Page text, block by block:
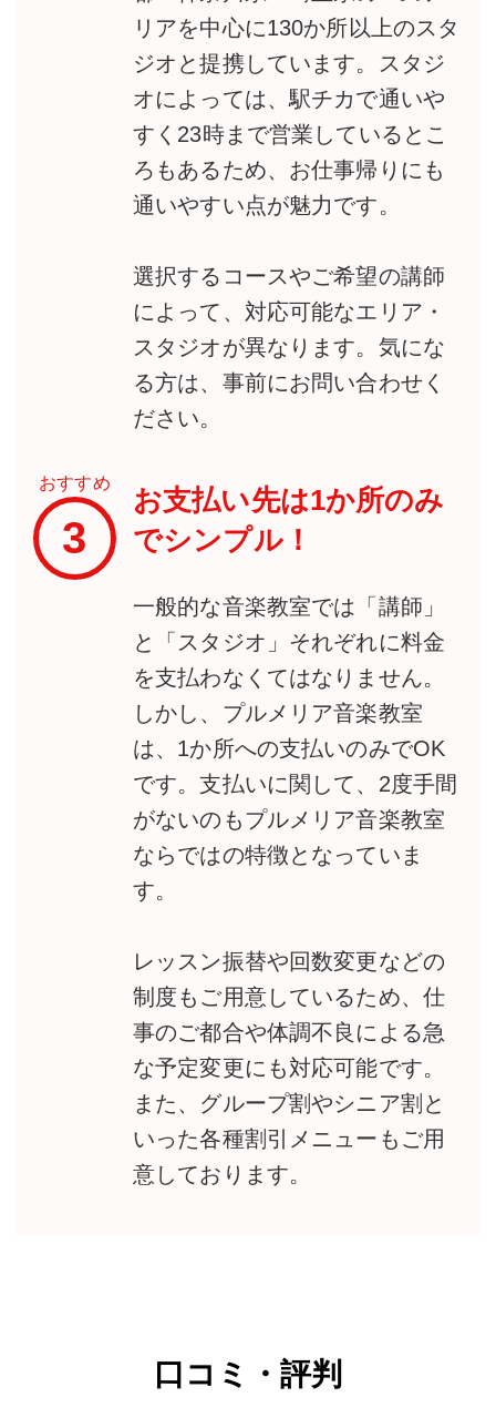
リアを中心に130か所以上のスタ
ジオと提携しています。スタジ
オによっては、駅チカで通いや
すく23時まで営業しているとこ
ろもあるため、お仕事帰りにも
通いやすい点が魅力です。
選択するコースやご希望の講師
によって、対応可能なエリア・
スタジオが異なります。気にな
る方は、事前にお問い合わせく
ださい。
おすすめ
3
お支払い先は1か所のみ
でシンプル！
一般的な音楽教室では「講師」
と「スタジオ」それぞれに料金
を支払わなくてはなりません。
しかし、プルメリア音楽教室
は、1か所への支払いのみでOK
です。支払いに関して、2度手間
がないのもプルメリア音楽教室
ならではの特徴となっていま
す。
レッスン振替や回数変更などの
制度もご用意しているため、仕
事のご都合や体調不良による急
な予定変更にも対応可能です。
また、グループ割やシニア割と
いった各種割引メニューもご用
意しております。
口コミ・評判